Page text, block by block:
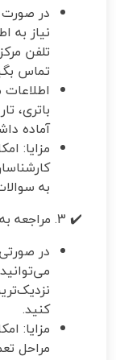
در صورت
نیاز به
تلفن
تماس
اطلاعات
باتری،
آماده
مزایا:
به
✔️ 3. مراجعه به نمایندگی‌های مجاز صبا باتری:
در
کنید.
مزایا:
مراحل